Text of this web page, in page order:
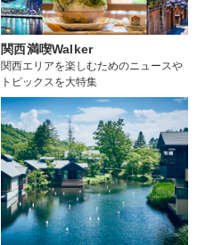
関西満喫Walker
関西エリアを楽しむためのニュースや
トピックスを大特集